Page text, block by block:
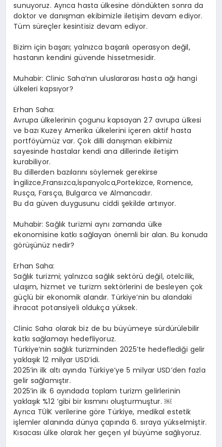
sunuyoruz. Ayrıca hasta ülkesine döndükten sonra da
doktor ve danışman ekibimizle iletişim devam ediyor.
Tüm süreçler kesintisiz devam ediyor.
Bizim için başarı; yalnızca başarılı operasyon değil,
hastanın kendini güvende hissetmesidir.
Muhabir: Clinic Saha’nın uluslararası hasta ağı hangi
ülkeleri kapsıyor?
Erhan Saha:
Avrupa ülkelerinin çogunu kapsayan 27 avrupa ülkesi
ve bazı Kuzey Amerika ülkelerini içeren aktif hasta
portföyümüz var. Çok dilli danışman ekibimiz
sayesinde hastalar kendi ana dillerinde iletişim
kurabiliyor.
Bu dillerden bazılarını söylemek gerekirse
İngilizce,Fransızca,İspanyolca,Portekizce, Romence,
Rusça, Farsça, Bulgarca ve Almancadır.
Bu da güven duygusunu ciddi şekilde artırıyor.
Muhabir: Sağlık turizmi aynı zamanda ülke
ekonomisine katkı sağlayan önemli bir alan. Bu konuda
görüşünüz nedir?
Erhan Saha:
Sağlık turizmi; yalnızca sağlık sektörü değil, otelcilik,
ulaşım, hizmet ve turizm sektörlerini de besleyen çok
güçlü bir ekonomik alandır. Türkiye’nin bu alandaki
ihracat potansiyeli oldukça yüksek.
Clinic Saha olarak biz de bu büyümeye sürdürülebilir
katkı sağlamayı hedefliyoruz.
Türkiye’nin sağlık turizminden 2025’te hedeflediği gelir
yaklaşık 12 milyar USD’idi.
2025’in ilk altı ayında Türkiye’ye 5 milyar USD’den fazla
gelir sağlamıştır.
2025’in ilk 6 ayındada toplam turizm gelirlerinin
yaklaşık %12 ’gibi bir kısmını oluşturmuştur. ￼
Ayrıca TÜİK verilerine göre Türkiye, medikal estetik
işlemler alanında dünya çapında 6. sıraya yükselmiştir.
Kısacası ülke olarak her geçen yıl büyüme sağlıyoruz.